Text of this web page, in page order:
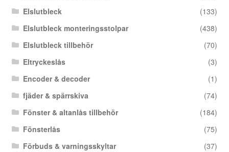
Elslutbleck
(133)
Elslutbleck monteringsstolpar
(438)
Elslutbleck tillbehör
(70)
Eltryckeslås
(3)
Encoder & decoder
(1)
fjäder & spärrskiva
(74)
Fönster & altanlås tillbehör
(184)
Fönsterlås
(75)
Förbuds & varningsskyltar
(37)